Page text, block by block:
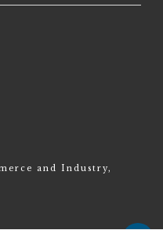
and Industry,